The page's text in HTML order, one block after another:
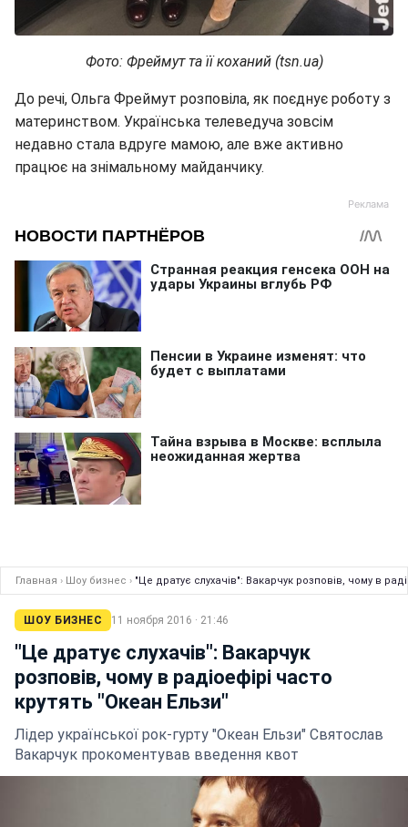
Фото: Фреймут та її коханий (tsn.ua)
До речі, Ольга Фреймут розповіла, як поєднує роботу з
материнством. Українська телеведуча зовсім
недавно стала вдруге мамою, але вже активно
працює на знімальному майданчику.
Главная › Шоу бизнес › "Це дратує слухачів": Вакарчук розповів, чому в
ШОУ БИЗНЕС 11 ноября 2016 · 21:46
"Це дратує слухачів": Вакарчук
розповів, чому в радіоефірі часто
крутять "Океан Ельзи"
Лідер української рок-гурту "Океан Ельзи" Святослав
Вакарчук прокоментував введення квот